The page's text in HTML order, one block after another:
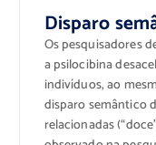
Disparo
Os pesquisadores
a psilocibina
indivíduos, ao
disparo semântico
relacionadas